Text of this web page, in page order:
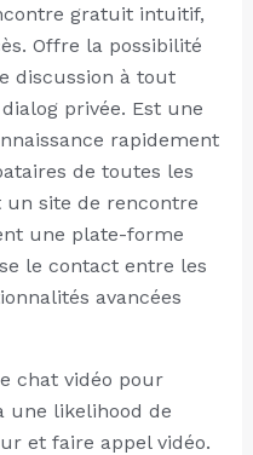
gratuit intuitif,
Offre la possibilité
discussion à tout
privée. Est une
rapidement
de toutes les
un site de rencontre
une plate-forme
le contact entre les
avancées
chat vidéo pour
une likelihood de
et faire appel vidéo.